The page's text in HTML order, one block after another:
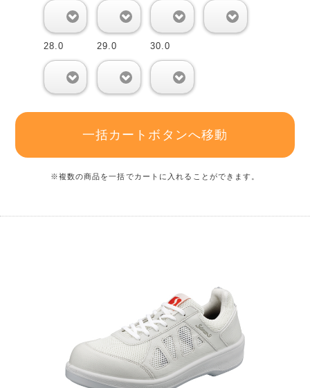
28.0 29.0 30.0
一括カートボタンへ移動
※複数の商品を一括でカートに入れることができます。